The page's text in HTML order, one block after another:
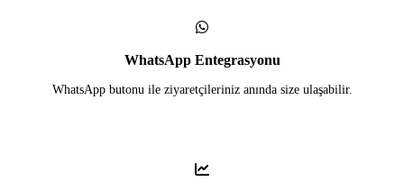
WhatsApp Entegrasyonu
WhatsApp butonu ile ziyaretçileriniz anında size ulaşabilir.